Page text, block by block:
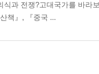
식과 전쟁?고대국가를 바라
책』, 『중국 ...